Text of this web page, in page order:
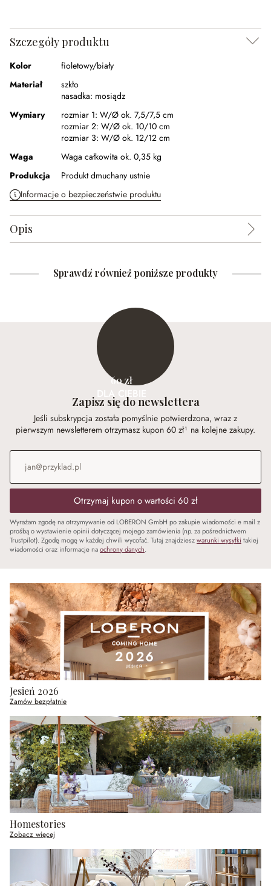
Szczegóły produktu
Kolor
fioletowy/biały
Materiał
szkło
nasadka: mosiądz
Wymiary
rozmiar 1: W/Ø ok. 7,5/7,5 cm
rozmiar 2: W/Ø ok. 10/10 cm
rozmiar 3: W/Ø ok. 12/12 cm
Waga
Waga całkowita ok. 0,35 kg
Produkcja
Produkt dmuchany ustnie
Informacje o bezpieczeństwie produktu
Opis
Sprawdź również poniższe produkty
60 zł
DLA CIEBIE
Zapisz się do newslettera
Jeśli subskrypcja została pomyślnie potwierdzona, wraz z
pierwszym newsletterem otrzymasz kupon 60 zł¹ na kolejne zakupy.
Adres e-mail
Otrzymaj kupon o wartości 60 zł
Wyrażam zgodę na otrzymywanie od LOBERON GmbH po zakupie wiadomości e mail z
prośbą o wystawienie opinii dotyczącej mojego zamówienia (np. za pośrednictwem
Trustpilot). Zgodę mogę w każdej chwili wycofać. Tutaj znajdzieszwarunki wysyłki takiej
wiadomości oraz informacje naochrony danych.
Jesień 2026
Zamów bezpłatnie
Homestories
Zobacz więcej